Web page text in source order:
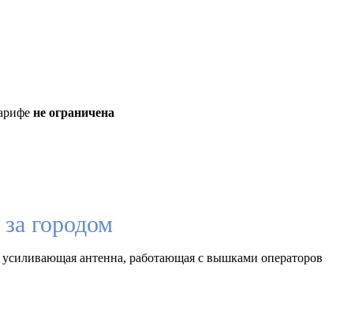
не ограничена
городом
антенна, работающая с вышками операторов